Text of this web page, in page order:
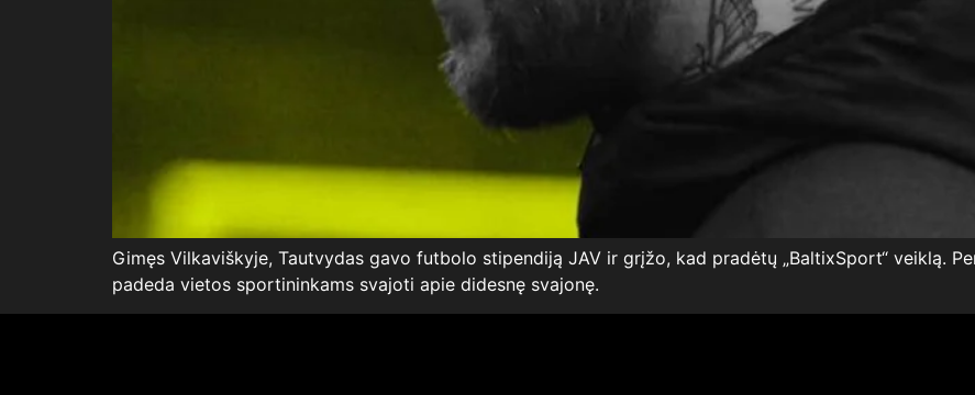
Gimęs Vilkaviškyje, Tautvydas gavo futbolo stipendiją JAV ir grįžo, kad pradėtų „BaltixSport“ veiklą.
padeda vietos sportininkams svajoti apie didesnę svajonę.